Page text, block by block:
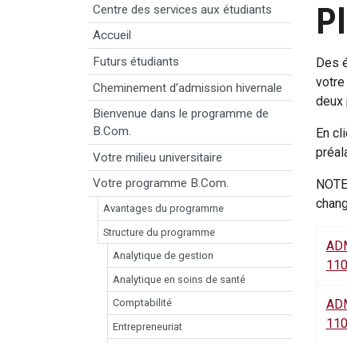
Centre des services aux étudiants
Accueil
Futurs étudiants
Cheminement d’admission hivernale
Bienvenue dans le programme de
B.Com.
Votre milieu universitaire
Votre programme B.Com.
Avantages du programme
Structure du programme
Analytique de gestion
Analytique en soins de santé
Comptabilité
Entrepreneuriat
Des
deux
En